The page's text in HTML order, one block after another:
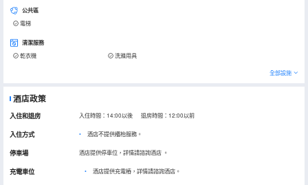
公共區
電梯
清潔服務
乾衣機 洗滌用具
全部設施
酒店政策
入住和退房 入住時間：14:00以後 退房時間：12:00以前
入住方式 酒店不提供櫃枱服務。
停車場 酒店提供停車位，詳情請諮詢酒店 。
充電車位 • 酒店提供充電樁，詳情請諮詢酒店。